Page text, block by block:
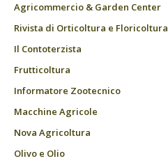
Agricommercio & Garden Center
Rivista di Orticoltura e Floricoltura
Il Contoterzista
Frutticoltura
Informatore Zootecnico
Macchine Agricole
Nova Agricoltura
Olivo e Olio